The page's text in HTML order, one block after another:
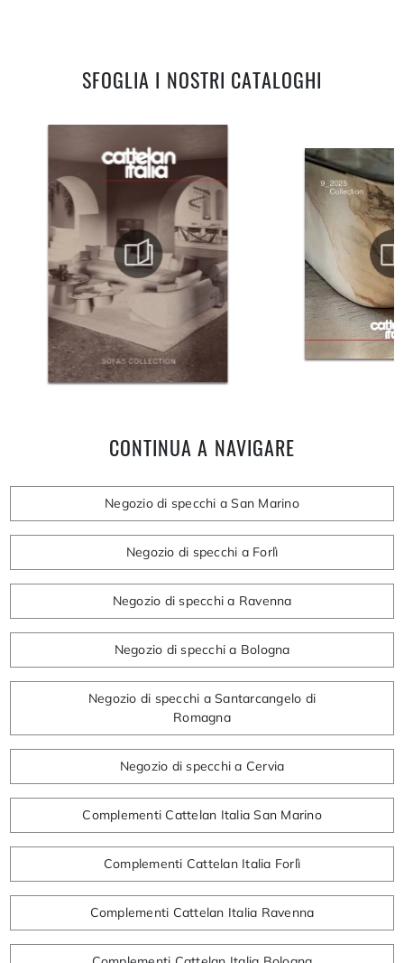
SFOGLIA I NOSTRI CATALOGHI
CONTINUA A NAVIGARE
Negozio di specchi a San Marino
Negozio di specchi a Forlì
Negozio di specchi a Ravenna
Negozio di specchi a Bologna
Negozio di specchi a Santarcangelo di
Romagna
Negozio di specchi a Cervia
Complementi Cattelan Italia San Marino
Complementi Cattelan Italia Forlì
Complementi Cattelan Italia Ravenna